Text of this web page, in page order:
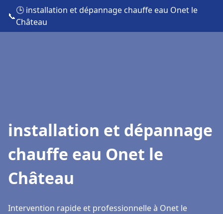
📞
🕒 installation et dépannage chauffe eau Onet le
Château
installation et dépannage
chauffe eau Onet le
Château
Intervention rapide et professionnelle à Onet le